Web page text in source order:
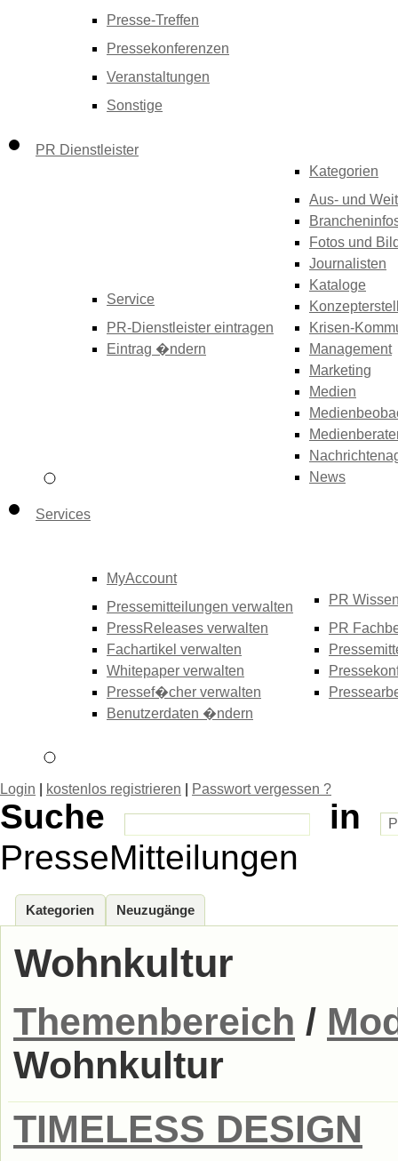
Presse-Treffen
Pressekonferenzen
Veranstaltungen
Sonstige
PR Dienstleister
Service
PR-Dienstleister eintragen
Eintrag �ndern
Kategorien
Aus- und
Fotos und
Journalisten
Kataloge
Krisen-
Management
Marketing
Medien
News
Services
MyAccount
Pressemitteilungen verwalten
PressReleases verwalten
Fachartikel verwalten
Whitepaper verwalten
Pressef�cher verwalten
Benutzerdaten �ndern
PR
PR
Login kostenlos registrieren Passwort vergessen ?
Suche
in
PresseMitteilungen
Kategorien Neuzugänge
Wohnkultur
Themenbereich /
Wohnkultur
TIMELESS DESIGN